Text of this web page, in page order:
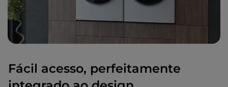
Fácil acesso, perfeitamente